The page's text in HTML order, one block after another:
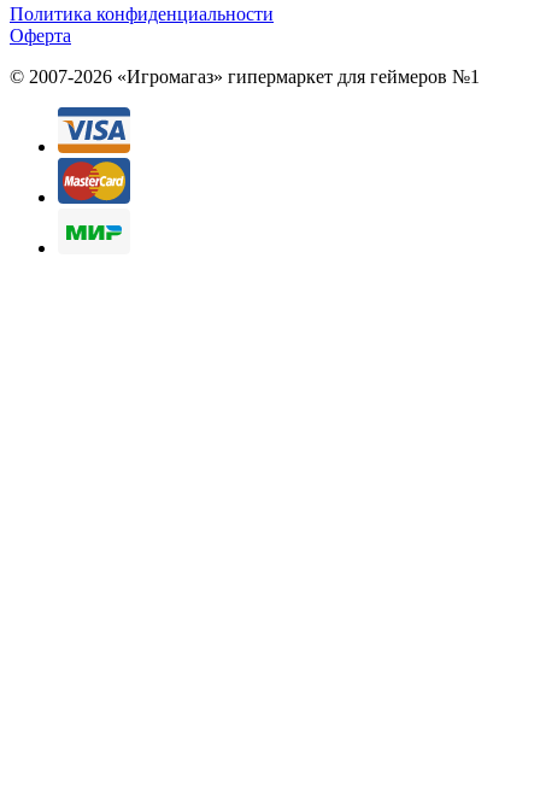
Политика конфиденциальности
Оферта
© 2007-2026 «Игромагаз» гипермаркет для геймеров №1